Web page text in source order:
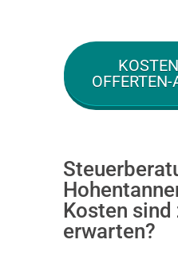
Kosten sind
erwarten?